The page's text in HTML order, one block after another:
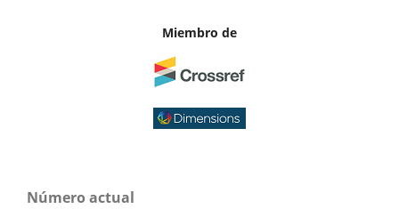
Miembro de
Número actual